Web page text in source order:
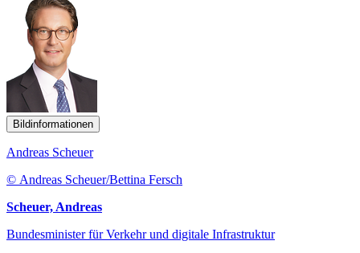
Bildinformationen
Andreas Scheuer
© Andreas Scheuer/Bettina Fersch
Scheuer, Andreas
Bundesminister für Verkehr und digitale Infrastruktur